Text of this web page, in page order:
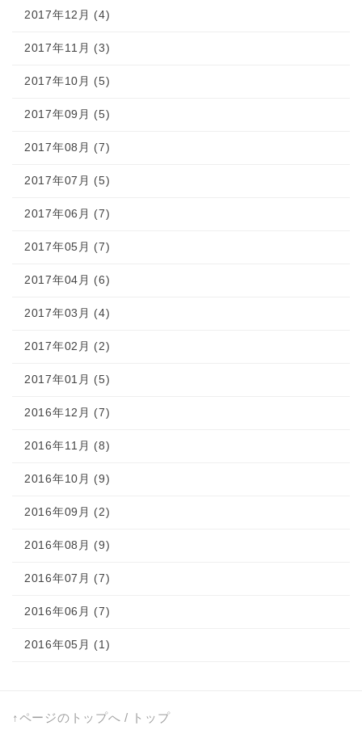
2017年12月 (4)
2017年11月 (3)
2017年10月 (5)
2017年09月 (5)
2017年08月 (7)
2017年07月 (5)
2017年06月 (7)
2017年05月 (7)
2017年04月 (6)
2017年03月 (4)
2017年02月 (2)
2017年01月 (5)
2016年12月 (7)
2016年11月 (8)
2016年10月 (9)
2016年09月 (2)
2016年08月 (9)
2016年07月 (7)
2016年06月 (7)
2016年05月 (1)
↑ページのトップへ / トップ